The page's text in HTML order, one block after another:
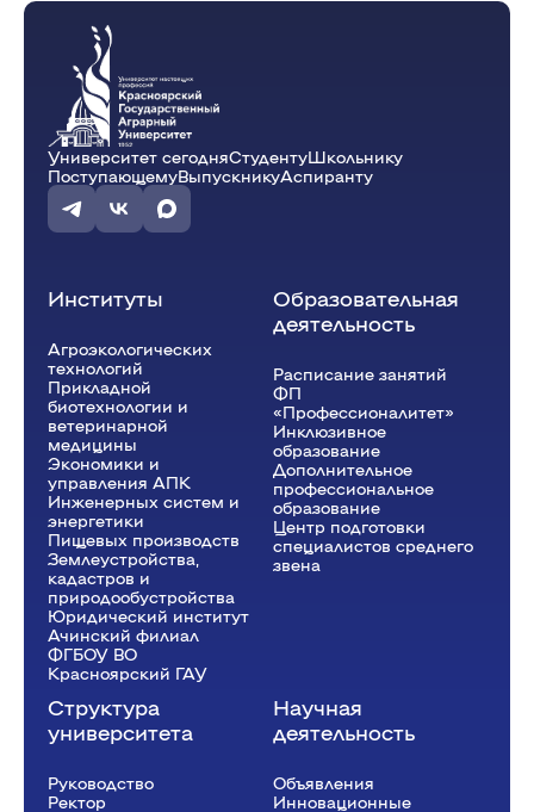
Университет сегодняСтудентуШкольнику
ПоступающемуВыпускникуАспиранту
Институты
Агроэкологических
технологий
Прикладной
биотехнологии и
ветеринарной
медицины
Экономики и
управления АПК
Инженерных систем и
энергетики
Пищевых производств
Землеустройства,
кадастров и
природообустройства
Юридический институт
Ачинский филиал
ФГБОУ ВО
Красноярский ГАУ
Образовательная
деятельность
Расписание занятий
ФП
«Профессионалитет»
Инклюзивное
образование
Дополнительное
профессиональное
образование
Центр подготовки
специалистов среднего
звена
Структура
университета
Руководство
Ректор
Научная
деятельность
Объявления
Инновационные